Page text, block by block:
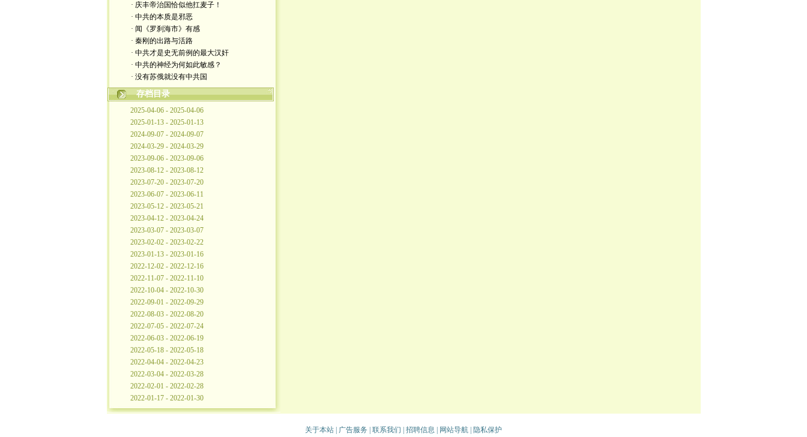
· 庆丰帝治国恰似他扛麦子！
· 中共的本质是邪恶
· 闻《罗刹海市》有感
· 秦刚的出路与活路
· 中共才是史无前例的最大汉奸
· 中共的神经为何如此敏感？
· 没有苏俄就没有中共国
存档目录
2025-04-06 - 2025-04-06
2025-01-13 - 2025-01-13
2024-09-07 - 2024-09-07
2024-03-29 - 2024-03-29
2023-09-06 - 2023-09-06
2023-08-12 - 2023-08-12
2023-07-20 - 2023-07-20
2023-06-07 - 2023-06-11
2023-05-12 - 2023-05-21
2023-04-12 - 2023-04-24
2023-03-07 - 2023-03-07
2023-02-02 - 2023-02-22
2023-01-13 - 2023-01-16
2022-12-02 - 2022-12-16
2022-11-07 - 2022-11-10
2022-10-04 - 2022-10-30
2022-09-01 - 2022-09-29
2022-08-03 - 2022-08-20
2022-07-05 - 2022-07-24
2022-06-03 - 2022-06-19
2022-05-18 - 2022-05-18
2022-04-04 - 2022-04-23
2022-03-04 - 2022-03-28
2022-02-01 - 2022-02-28
2022-01-17 - 2022-01-30
关于本站 广告服务 联系我们 招聘信息 网站导航 隐私保护